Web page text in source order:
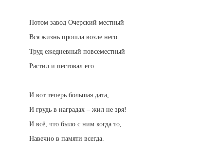
Потом завод Очерский местный –
Вся жизнь прошла возле него.
Труд ежедневный повсеместный
Растил и пестовал его…
И вот теперь большая дата,
И грудь в наградах – жил не зря!
И всё, что было с ним когда то,
Навечно в памяти всегда.